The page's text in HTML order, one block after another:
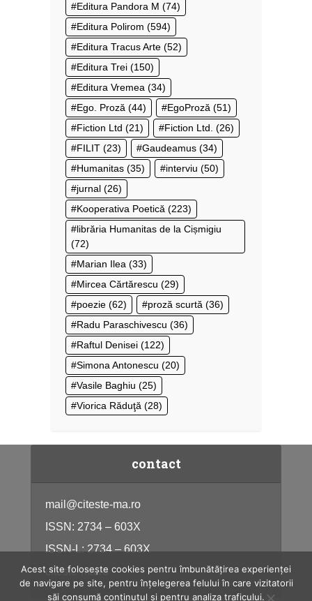
Editura Pandora M (74)
Editura Polirom (594)
Editura Tracus Arte (52)
Editura Trei (150)
Editura Vremea (34)
Ego. Proză (44) EgoProză (51)
Fiction Ltd (21) Fiction Ltd. (26)
FILIT (23) Gaudeamus (34)
Humanitas (35) interviu (50)
jurnal (26)
Kooperativa Poetică (223)
librăria Humanitas de la Cișmigiu
(72)
Marian Ilea (33)
Mircea Cărtărescu (29)
poezie (62) proză scurtă (36)
Radu Paraschivescu (36)
Raftul Denisei (122)
Simona Antonescu (20)
Vasile Baghiu (25)
Viorica Răduţă (28)
contact
mail@citeste-ma.ro
ISSN: 2734 – 603X
ISSN-L: 2734 – 603X
citeste-ma.ro
Acest site folosește cookies pentru îmbunătățirea experienței
de navigare pe site, pentru înțelegerea felului în care vizitatorii
săi consumă conținutul și pentru analiza traficului.